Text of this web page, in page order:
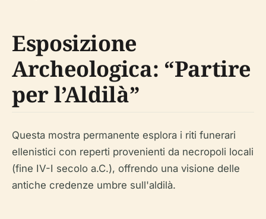
Esposizione
Archeologica: “Partire
per l’Aldilà”
Questa mostra permanente esplora i riti funerari
ellenistici con reperti provenienti da necropoli locali
(fine IV-I secolo a.C.), offrendo una visione delle
antiche credenze umbre sull'aldilà.